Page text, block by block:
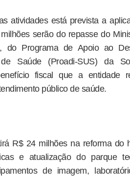
atividades está prevista a
serão do repasse do
do Programa de Apoio ao
Saúde (Proadi-SUS) da
fiscal que a entidade
público de saúde.
R$ 24 milhões na reforma do
e atualização do parque
de imagem,